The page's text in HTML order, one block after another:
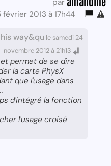
2013 à 17h44
way&qu le samedi 24
novembre 2012 à 21h13
permet de se dire
la carte PhysX
que l'usage dans
d'intégré la fonction
l'usage croisé